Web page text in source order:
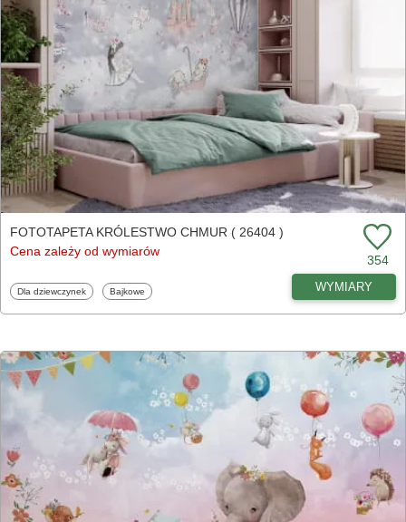
FOTOTAPETA KRÓLESTWO CHMUR ( 26404 )
Cena zależy od wymiarów
354
Fototapety
Dla dziewczynek Fototapety
Bajkowe WYMIARY